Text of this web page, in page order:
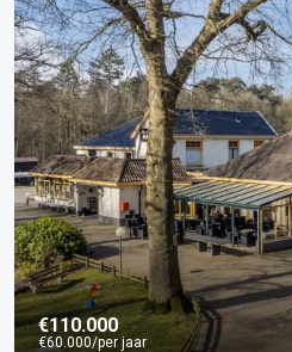
€110.000
€60.000/per jaar